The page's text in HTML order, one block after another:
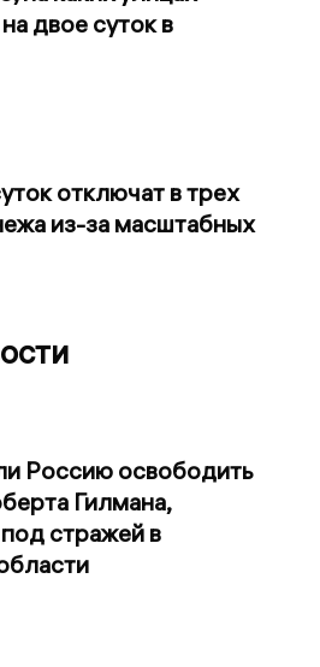
двое суток в
отключат в трех
из-за масштабных
Россию освободить
Гилмана,
стражей в